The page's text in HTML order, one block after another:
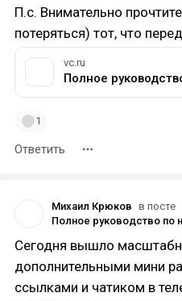
П.с. Внимательно
потеряться) тот, что
vc.ru
1
Ответить
Михаил Крюков в посте
Сегодня вышло
дополнительными мини
ссылками и чатиком в